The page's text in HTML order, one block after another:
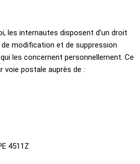
les internautes disposent d’un droit
modification et de suppression
les concernent personnellement. Ce
voie postale auprès de :
4511Z